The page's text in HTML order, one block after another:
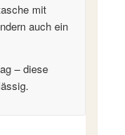
mit
auch ein
– diese